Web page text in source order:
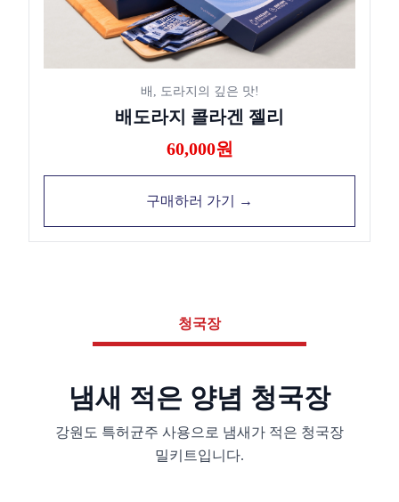
배, 도라지의 깊은 맛!
배도라지 콜라겐 젤리
60,000원
구매하러 가기 →
청국장
냄새 적은 양념 청국장
강원도 특허균주 사용으로 냄새가 적은 청국장
밀키트입니다.